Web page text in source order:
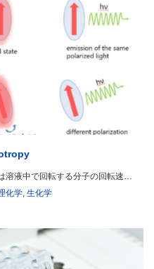
溶液中で回転する分子の回転速…
化学, 生化学